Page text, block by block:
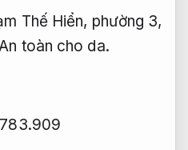
Thế Hiển, phường 3,
toàn cho da.